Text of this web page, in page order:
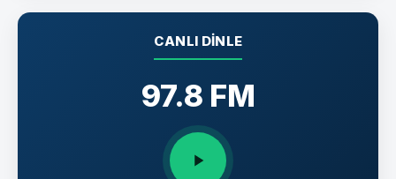
CANLI DINLE
97.8 FM